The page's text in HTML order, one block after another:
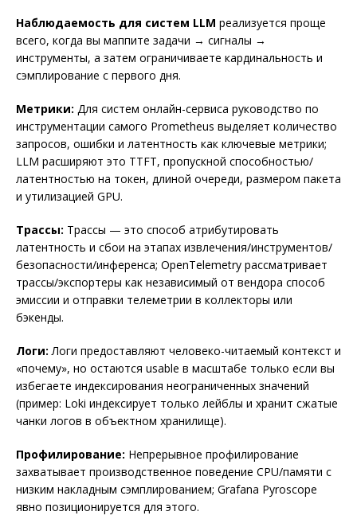
Наблюдаемость для систем LLM реализуется проще
всего, когда вы маппите задачи → сигналы →
инструменты, а затем ограничиваете кардинальность и
сэмплирование с первого дня.
Метрики: Для систем онлайн-сервиса руководство по
инструментации самого Prometheus выделяет количество
запросов, ошибки и латентность как ключевые метрики;
LLM расширяют это TTFT, пропускной способностью/
латентностью на токен, длиной очереди, размером пакета
и утилизацией GPU.
Трассы: Трассы — это способ атрибутировать
латентность и сбои на этапах извлечения/инструментов/
безопасности/инференса; OpenTelemetry рассматривает
трассы/экспортеры как независимый от вендора способ
эмиссии и отправки телеметрии в коллекторы или
бэкенды.
Логи: Логи предоставляют человеко-читаемый контекст и
«почему», но остаются usable в масштабе только если вы
избегаете индексирования неограниченных значений
(пример: Loki индексирует только лейблы и хранит сжатые
чанки логов в объектном хранилище).
Профилирование: Непрерывное профилирование
захватывает производственное поведение CPU/памяти с
низким накладным сэмплированием; Grafana Pyroscope
явно позиционируется для этого.